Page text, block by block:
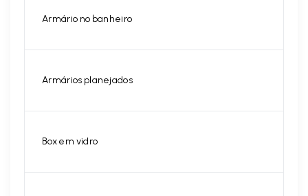
Armário no banheiro
Armários planejados
Box em vidro